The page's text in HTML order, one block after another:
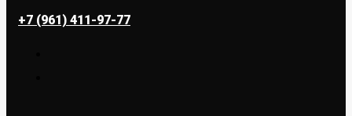
+7 (961) 411-97-77